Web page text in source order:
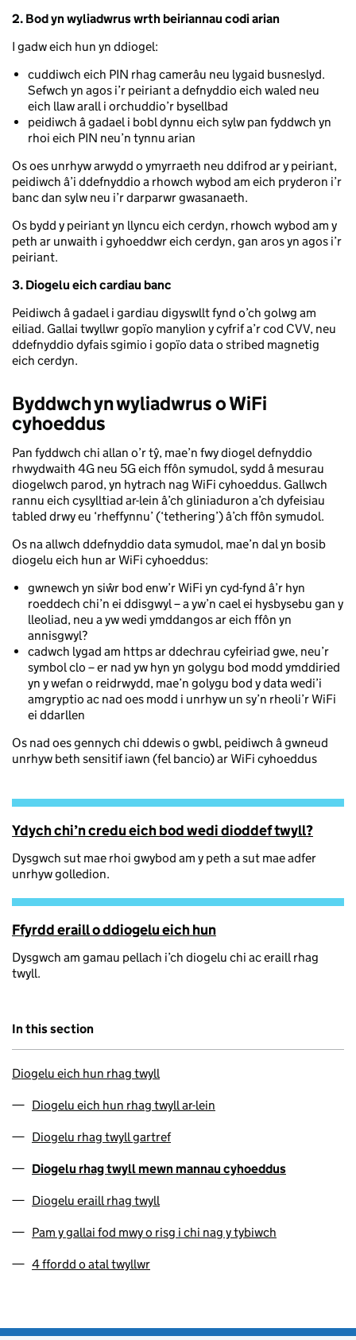
2. Bod yn wyliadwrus wrth beiriannau codi arian
I gadw eich hun yn ddiogel:
cuddiwch eich PIN rhag camerâu neu lygaid busneslyd.
Sefwch yn agos i’r peiriant a defnyddio eich waled neu
eich llaw arall i orchuddio’r bysellbad
peidiwch â gadael i bobl dynnu eich sylw pan fyddwch yn
rhoi eich PIN neu’n tynnu arian
Os oes unrhyw arwydd o ymyrraeth neu ddifrod ar y peiriant,
peidiwch â’i ddefnyddio a rhowch wybod am eich pryderon i’r
banc dan sylw neu i’r darparwr gwasanaeth.
Os bydd y peiriant yn llyncu eich cerdyn, rhowch wybod am y
peth ar unwaith i gyhoeddwr eich cerdyn, gan aros yn agos i’r
peiriant.
3. Diogelu eich cardiau banc
Peidiwch â gadael i gardiau digyswllt fynd o’ch golwg am
eiliad. Gallai twyllwr gopïo manylion y cyfrif a’r cod CVV, neu
ddefnyddio dyfais sgimio i gopïo data o stribed magnetig
eich cerdyn.
Byddwch yn wyliadwrus o WiFi
cyhoeddus
Pan fyddwch chi allan o’r tŷ, mae’n fwy diogel defnyddio
rhwydwaith 4G neu 5G eich ffôn symudol, sydd â mesurau
diogelwch parod, yn hytrach nag WiFi cyhoeddus. Gallwch
rannu eich cysylltiad ar-lein â’ch gliniaduron a’ch dyfeisiau
tabled drwy eu ‘rheffynnu’ (‘tethering’) â’ch ffôn symudol.
Os na allwch ddefnyddio data symudol, mae’n dal yn bosib
diogelu eich hun ar WiFi cyhoeddus:
gwnewch yn siŵr bod enw’r WiFi yn cyd-fynd â’r hyn
roeddech chi’n ei ddisgwyl – a yw’n cael ei hysbysebu gan y
lleoliad, neu a yw wedi ymddangos ar eich ffôn yn
annisgwyl?
cadwch lygad am https ar ddechrau cyfeiriad gwe, neu’r
symbol clo – er nad yw hyn yn golygu bod modd ymddiried
yn y wefan o reidrwydd, mae’n golygu bod y data wedi’i
amgryptio ac nad oes modd i unrhyw un sy’n rheoli’r WiFi
ei ddarllen
Os nad oes gennych chi ddewis o gwbl, peidiwch â gwneud
unrhyw beth sensitif iawn (fel bancio) ar WiFi cyhoeddus
Ydych chi’n credu eich bod wedi dioddef twyll?
Dysgwch sut mae rhoi gwybod am y peth a sut mae adfer
unrhyw golledion.
Ffyrdd eraill o ddiogelu eich hun
Dysgwch am gamau pellach i’ch diogelu chi ac eraill rhag
twyll.
In this section
Diogelu eich hun rhag twyll
Diogelu eich hun rhag twyll ar-lein
Diogelu rhag twyll gartref
Diogelu rhag twyll mewn mannau cyhoeddus
Diogelu eraill rhag twyll
Pam y gallai fod mwy o risg i chi nag y tybiwch
4 ffordd o atal twyllwr